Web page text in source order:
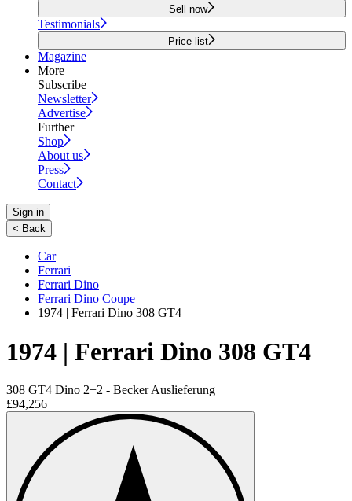
Sell now
Testimonials
Price list
Magazine
More
Subscribe
Newsletter
Advertise
Further
Shop
About us
Press
Contact
Sign in
< Back |
Car
Ferrari
Ferrari Dino
Ferrari Dino Coupe
1974 | Ferrari Dino 308 GT4
1974 | Ferrari Dino 308 GT4
308 GT4 Dino 2+2 - Becker Auslieferung
£94,256